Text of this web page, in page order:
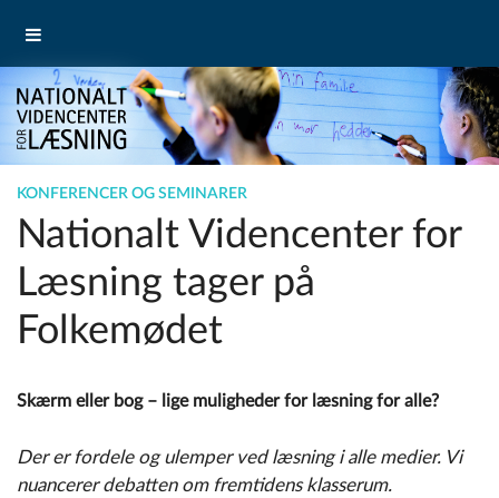
KONFERENCER OG SEMINARER
Nationalt Videncenter for
Læsning tager på
Folkemødet
Skærm eller bog – lige muligheder for læsning for alle?
Der er fordele og ulemper ved læsning i alle medier. Vi
nuancerer debatten om fremtidens klasserum.